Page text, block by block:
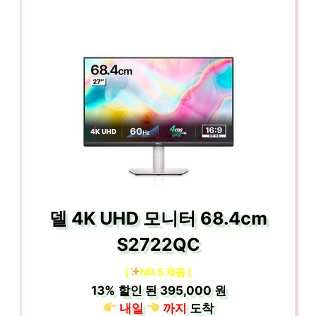
델 4K UHD 모니터 68.4cm
S2722QC
[ NO.5 제품 ]
13%할인 된395,000 원
내일
까지도착